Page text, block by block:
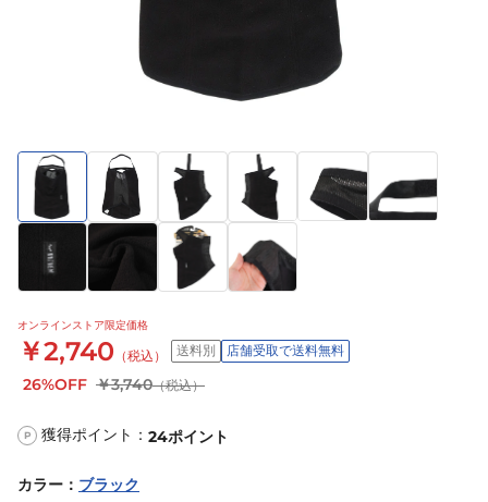
オンラインストア限定価格
￥2,740 （税込） 送料別 店舗受取で送料無料
26%OFF ￥3,740（税込）
P 獲得ポイント： 24ポイント
カラー ： ブラック